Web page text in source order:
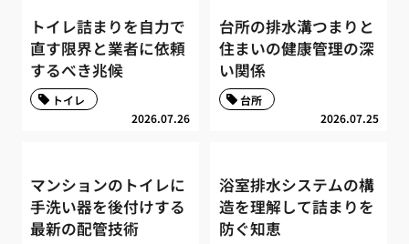
トイレ詰まりを自力で
直す限界と業者に依頼
するべき兆候
2026.07.26
トイレ
台所の排水溝つまりと
住まいの健康管理の深
い関係
2026.07.25
台所
マンションのトイレに
手洗い器を後付けする
最新の配管技術
浴室排水システムの構
造を理解して詰まりを
防ぐ知恵